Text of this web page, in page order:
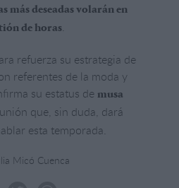
más deseadas volarán en
de horas.
refuerza su estrategia de
referentes de la moda y
su estatus de musa
que, sin duda, dará
esta temporada.
Micó Cuenca